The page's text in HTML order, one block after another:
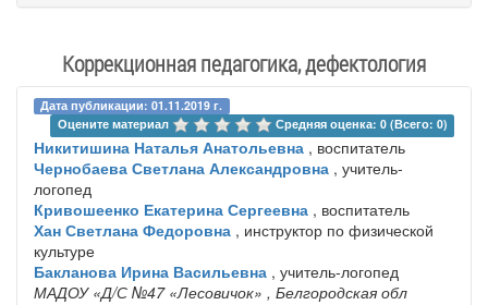
Коррекционная педагогика, дефектология
Дата публикации: 01.11.2019 г.
Оцените материал
Средняя оценка: 0 (Всего: 0)
Никитишина Наталья Анатольевна , воспитатель
Чернобаева Светлана Александровна , учитель-
логопед
Кривошеенко Екатерина Сергеевна , воспитатель
Хан Светлана Федоровна , инструктор по физической
культуре
Бакланова Ирина Васильевна , учитель-логопед
МАДОУ «Д/С №47 «Лесовичок» , Белгородская обл